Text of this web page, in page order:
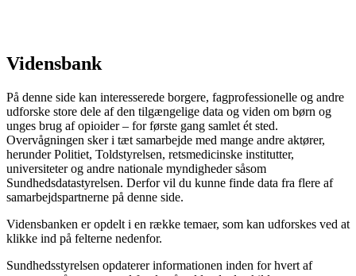
Vidensbank
På denne side kan interesserede borgere, fagprofessionelle og andre
udforske store dele af den tilgængelige data og viden om børn og
unges brug af opioider – for første gang samlet ét sted.
Overvågningen sker i tæt samarbejde med mange andre aktører,
herunder Politiet, Toldstyrelsen, retsmedicinske institutter,
universiteter og andre nationale myndigheder såsom
Sundhedsdatastyrelsen. Derfor vil du kunne finde data fra flere af
samarbejdspartnerne på denne side.
Vidensbanken er opdelt i en række temaer, som kan udforskes ved at
klikke ind på felterne nedenfor.
Sundhedsstyrelsen opdaterer informationen inden for hvert af